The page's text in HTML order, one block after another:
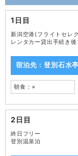
1日目
新潟空港(フライトセレ
レンタカー貸出手続き
宿泊先：登別石
朝食：×
2日目
終日フリー
登別温泉泊